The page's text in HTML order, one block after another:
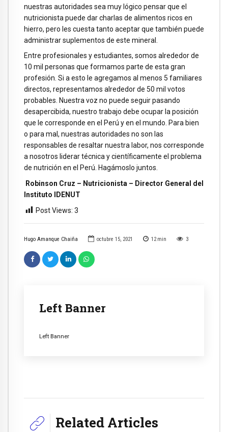
Hugo Amanque Chaiña octubre 15, 2021 12 min 3
Left Banner
Left Banner
nuestras autoridades sea muy lógico pensar que el
nutricionista puede dar charlas de alimentos ricos en
hierro, pero les cuesta tanto aceptar que también puede
administrar suplementos de este mineral.
Entre profesionales y estudiantes, somos alrededor de
10 mil personas que formamos parte de esta gran
profesión. Si a esto le agregamos al menos 5 familiares
directos, representamos alrededor de 50 mil votos
probables. Nuestra voz no puede seguir pasando
desapercibida, nuestro trabajo debe ocupar la posición
que le corresponde en el Perú y en el mundo. Para bien
o para mal, nuestras autoridades no son las
responsables de resaltar nuestra labor, nos corresponde
a nosotros liderar técnica y científicamente el problema
de nutrición en el Perú. Hagámoslo juntos.
Robinson Cruz – Nutricionista – Director General del
Instituto IDENUT
Post Views: 3
Related Articles